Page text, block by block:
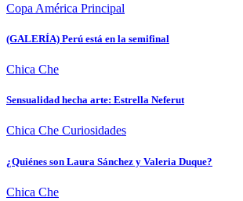
Copa América Principal
(GALERÍA) Perú está en la semifinal
Chica Che
Sensualidad hecha arte: Estrella Neferut
Chica Che Curiosidades
¿Quiénes son Laura Sánchez y Valeria Duque?
Chica Che